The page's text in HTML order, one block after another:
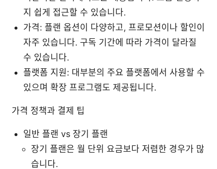
지 쉽게 접근할 수 있습니다.
가격: 플랜 옵션이 다양하고, 프로모션이나 할인이
자주 있습니다. 구독 기간에 따라 가격이 달라질
수 있습니다.
플랫폼 지원: 대부분의 주요 플랫폼에서 사용할 수
있으며 확장 프로그램도 제공됩니다.
가격 정책과 결제 팁
일반 플랜 vs 장기 플랜
장기 플랜은 월 단위 요금보다 저렴한 경우가 많
습니다.